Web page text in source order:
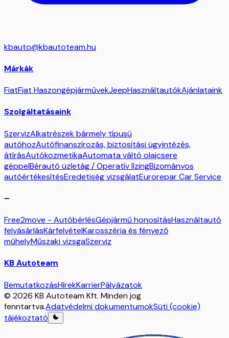
kbauto@kbautoteam.hu
Márkák
FiatFiat HaszongépjárművekJeepHasználtautókAjánlataink
Szolgáltatásaink
SzervizAlkatrészek bármely típusú
autóhozAutófinanszírozás, biztosítási ügyintézés,
átírásAutókozmetikaAutomata váltó olajcsere
géppelBérautó üzletág / Operatív lízingBizományos
autóértékesítésEredetiség vizsgálatEurorepar Car Service
–
Free2move - AutóbérlésGépjármű honosításHasználtautó
felvásárlásKárfelvételKarosszéria és fényező
műhelyMűszaki vizsgaSzerviz
KB Autoteam
BemutatkozásHírekKarrierPályázatok
© 2026 KB Autoteam Kft. Minden jog
fenntartva.Adatvédelmi dokumentumokSüti (cookie)
tájékoztató